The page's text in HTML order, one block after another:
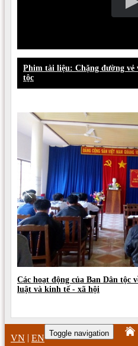
Phim tài liệu: Chặng đường vẻ
tộc
Các hoạt động của Ban Dân tộc
luật và kinh tế - xã hội
VN | EN Toggle navigation